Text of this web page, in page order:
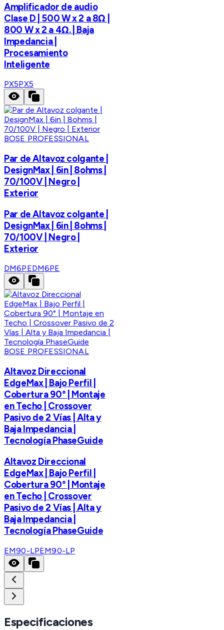
Amplificador de audio
Clase D | 500 W x 2 a 8Ω |
800 W x 2 a 4Ω. | Baja
Impedancia |
Procesamiento
Inteligente
PX5PX5
BOSE PROFESSIONAL
Par de Altavoz colgante |
DesignMax | 6in | 8ohms |
70/100V | Negro |
Exterior
Par de Altavoz colgante |
DesignMax | 6in | 8ohms |
70/100V | Negro |
Exterior
DM6PEDM6PE
BOSE PROFESSIONAL
Altavoz Direccional
EdgeMax | Bajo Perfil |
Cobertura 90° | Montaje
en Techo | Crossover
Pasivo de 2 Vías | Alta y
Baja Impedancia |
Tecnología PhaseGuide
Altavoz Direccional
EdgeMax | Bajo Perfil |
Cobertura 90° | Montaje
en Techo | Crossover
Pasivo de 2 Vías | Alta y
Baja Impedancia |
Tecnología PhaseGuide
EM90-LPEM90-LP
Especificaciones